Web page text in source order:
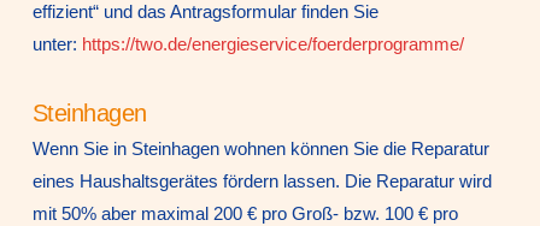
effizient“ und das Antragsformular finden Sie
unter: https://two.de/energieservice/foerderprogramme/
Steinhagen
Wenn Sie in Steinhagen wohnen können Sie die Reparatur
eines Haushaltsgerätes fördern lassen. Die Reparatur wird
mit 50% aber maximal 200 € pro Groß- bzw. 100 € pro